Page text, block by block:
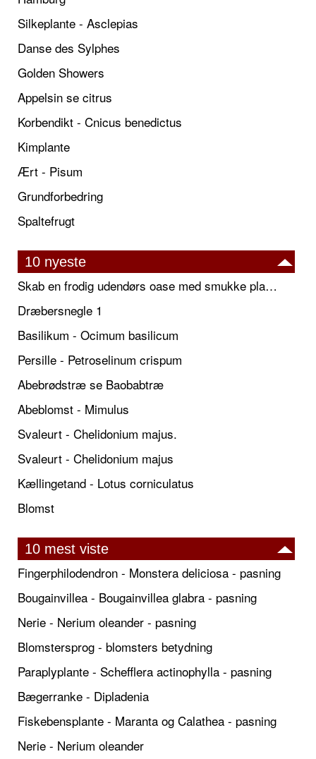
Silkeplante - Asclepias
Danse des Sylphes
Golden Showers
Appelsin se citrus
Korbendikt - Cnicus benedictus
Kimplante
Ært - Pisum
Grundforbedring
Spaltefrugt
10 nyeste
Skab en frodig udendørs oase med smukke plantekrukker og elegante espalier
Dræbersnegle 1
Basilikum - Ocimum basilicum
Persille - Petroselinum crispum
Abebrødstræ se Baobabtræ
Abeblomst - Mimulus
Svaleurt - Chelidonium majus.
Svaleurt - Chelidonium majus
Kællingetand - Lotus corniculatus
Blomst
10 mest viste
Fingerphilodendron - Monstera deliciosa - pasning
Bougainvillea - Bougainvillea glabra - pasning
Nerie - Nerium oleander - pasning
Blomstersprog - blomsters betydning
Paraplyplante - Schefflera actinophylla - pasning
Bægerranke - Dipladenia
Fiskebensplante - Maranta og Calathea - pasning
Nerie - Nerium oleander